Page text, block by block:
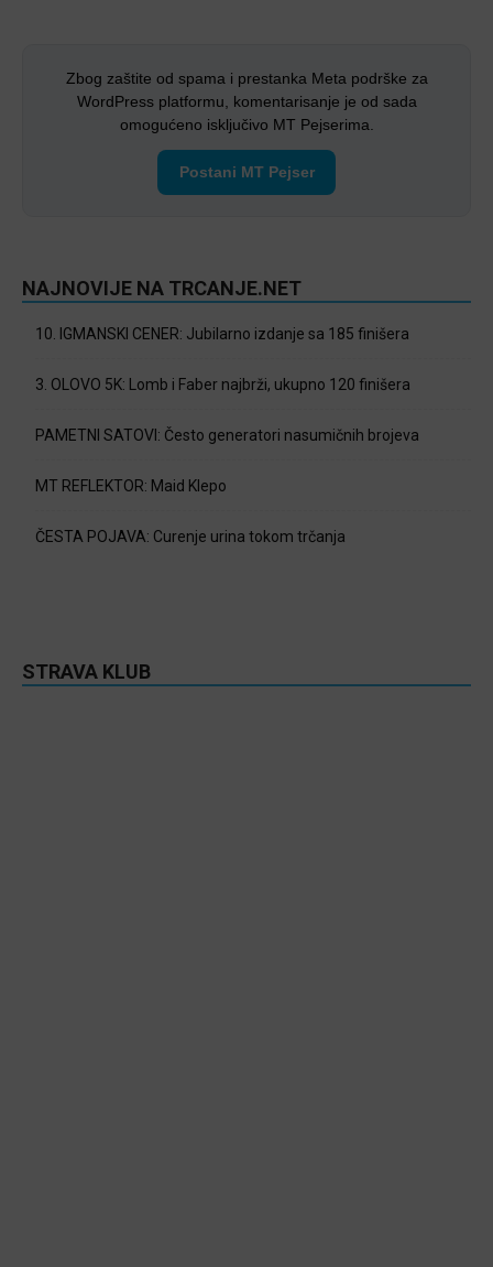
Zbog zaštite od spama i prestanka Meta podrške za
WordPress platformu, komentarisanje je od sada
omogućeno isključivo MT Pejserima.
Postani MT Pejser
NAJNOVIJE NA TRCANJE.NET
10. IGMANSKI CENER: Jubilarno izdanje sa 185 finišera
3. OLOVO 5K: Lomb i Faber najbrži, ukupno 120 finišera
PAMETNI SATOVI: Često generatori nasumičnih brojeva
MT REFLEKTOR: Maid Klepo
ČESTA POJAVA: Curenje urina tokom trčanja
STRAVA KLUB